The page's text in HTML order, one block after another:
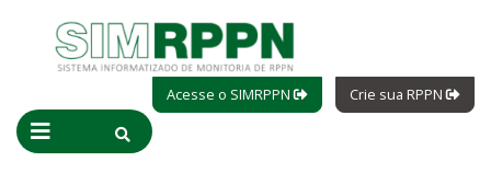
Acesse o SIMRPPN Crie sua RPPN